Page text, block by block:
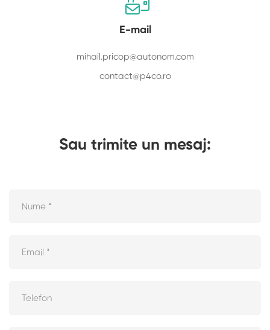
E-mail
mihail.pricop@autonom.com
contact@p4co.ro
Sau trimite un mesaj: